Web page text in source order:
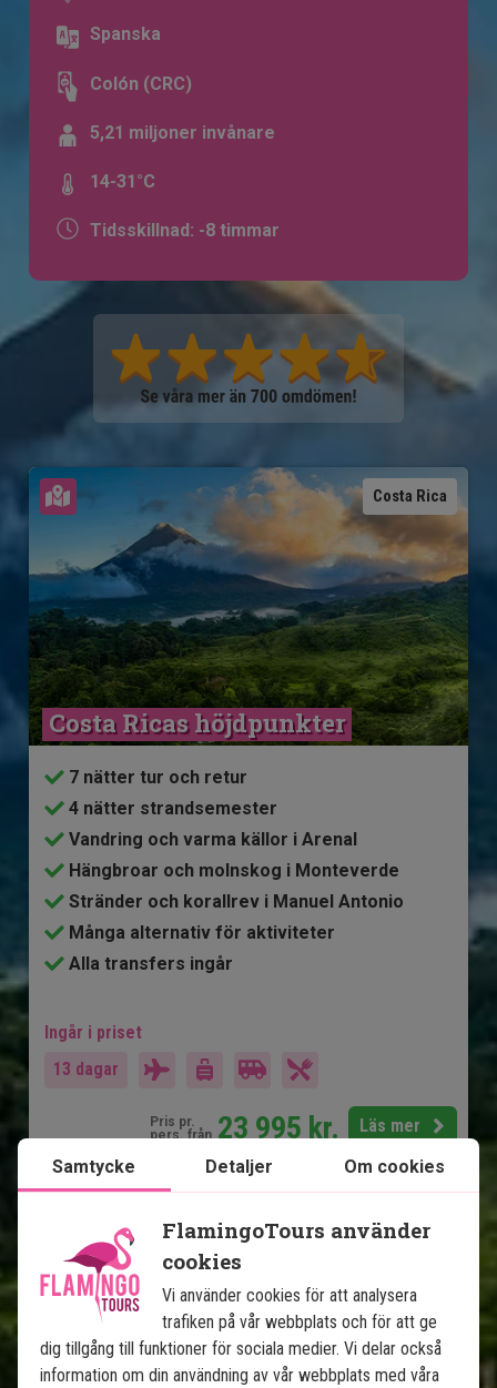
Spanska
Colón (CRC)
5,21 miljoner invånare
14-31°C
Tidsskillnad: -8 timmar
Costa Rica
Costa Ricas höjdpunkter
7 nätter tur och retur
4 nätter strandsemester
Vandring och varma källor i Arenal
Hängbroar och molnskog i Monteverde
Stränder och korallrev i Manuel Antonio
Många alternativ för aktiviteter
Alla transfers ingår
Ingår i priset
13 dagar
Pris pr.
pers. från 23 995 kr. Läs mer
Costa Rica
Se karta
Samtycke Detaljer Om cookies
FlamingoTours använder
cookies
Vi använder cookies för att analysera
trafiken på vår webbplats och för att ge
dig tillgång till funktioner för sociala medier. Vi delar också
information om din användning av vår webbplats med våra